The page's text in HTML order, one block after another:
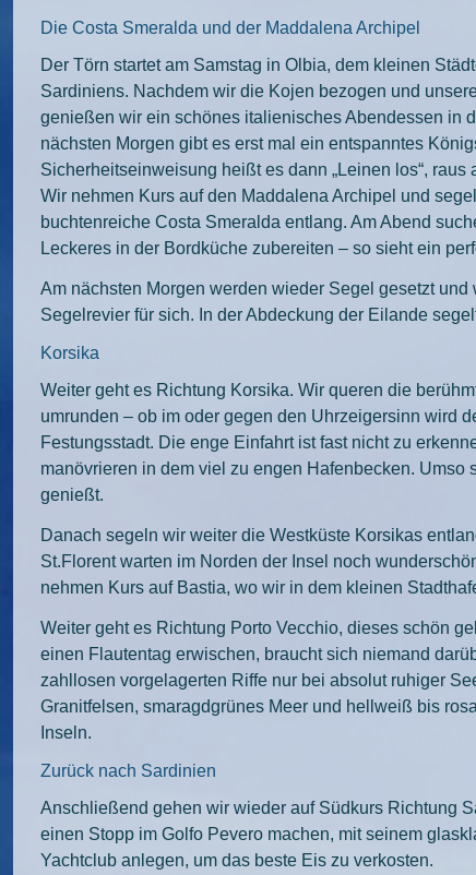
Die Costa Smeralda und der Maddalena Archipel
Der Törn startet am Samstag in Olbia, dem kleinen
Sardiniens. Nachdem wir die Kojen bezogen und
genießen wir ein schönes italienisches Abendessen in
nächsten Morgen gibt es erst mal ein entspanntes
Sicherheitseinweisung heißt es dann „Leinen los“,
Wir nehmen Kurs auf den Maddalena Archipel und
buchtenreiche Costa Smeralda entlang. Am Abend
Leckeres in der Bordküche zubereiten – so sieht ein
Am nächsten Morgen werden wieder Segel gesetzt
Segelrevier für sich. In der Abdeckung der Eilande
Korsika
Weiter geht es Richtung Korsika. Wir queren die
umrunden – ob im oder gegen den Uhrzeigersinn wird
Festungsstadt. Die enge Einfahrt ist fast nicht zu
manövrieren in dem viel zu engen Hafenbecken.
genießt.
Danach segeln wir weiter die Westküste Korsikas
St.Florent warten im Norden der Insel noch
nehmen Kurs auf Bastia, wo wir in dem kleinen
Weiter geht es Richtung Porto Vecchio, dieses schön
einen Flautentag erwischen, braucht sich niemand
zahllosen vorgelagerten Riffe nur bei absolut ruhiger
Granitfelsen, smaragdgrünes Meer und hellweiß bis
Inseln.
Zurück nach Sardinien
Anschließend gehen wir wieder auf Südkurs Richtung
einen Stopp im Golfo Pevero machen, mit seinem
Yachtclub anlegen, um das beste Eis zu verkosten.